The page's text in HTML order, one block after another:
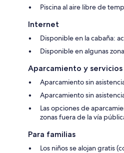
Piscina al aire libre de
Internet
Disponible en la cabaña:
Disponible en algunas
Aparcamiento y
Aparcamiento sin
Aparcamiento sin
Las opciones de
zonas fuera de la vía
Para familias
Los niños se alojan gratis